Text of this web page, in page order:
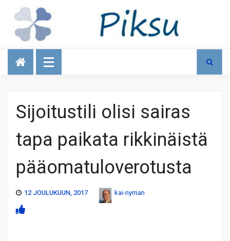
Talous
Sijoitustili olisi sairas
tapa paikata rikkinäistä
pääomatuloverotusta
12 JOULUKUUN, 2017 kai-nyman